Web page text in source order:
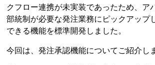
クフロー連携が未実装であったため、ア
部統制が必要な発注業務にピックアップ
できる機能を標準開発しました。
今回は、発注承認機能についてご紹介し